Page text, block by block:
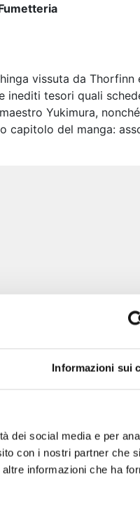
Informazioni sui
dei social media e per
con i nostri partner che
informazioni che ha
vissuta da Thorfinn
inediti tesori quali
Yukimura,
capitolo del manga: